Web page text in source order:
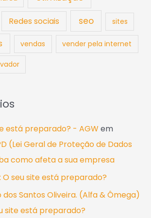
Redes sociais seo sites
vendas vender pela internet
está preparado? - AGW em
(Lei Geral de Proteção de Dados
como afeta a sua empresa
O seu site está preparado?
dos Santos Oliveira. (Alfa & Ômega)
site está preparado?